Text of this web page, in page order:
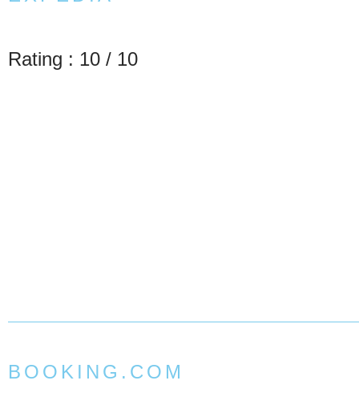
Rating : 10 / 10
BOOKING.COM